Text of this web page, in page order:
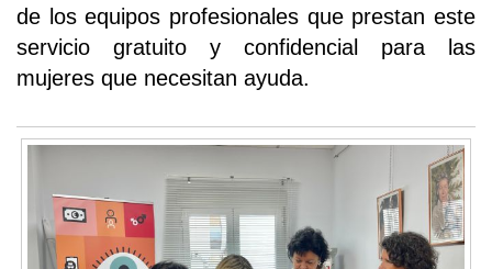
de los equipos profesionales que prestan este
servicio gratuito y confidencial para las
mujeres que necesitan ayuda.